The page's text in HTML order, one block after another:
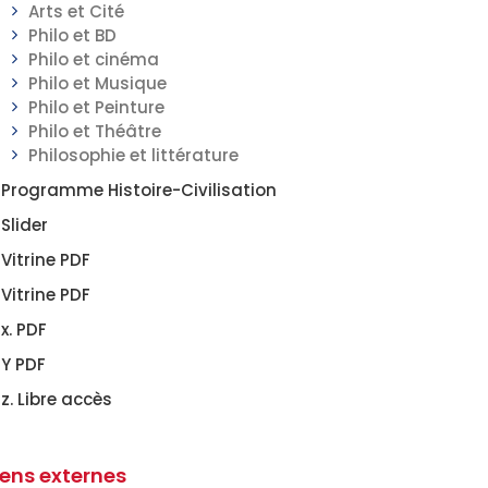
Arts et Cité
Philo et BD
Philo et cinéma
Philo et Musique
Philo et Peinture
Philo et Théâtre
Philosophie et littérature
Programme Histoire-Civilisation
Slider
Vitrine PDF
Vitrine PDF
x. PDF
Y PDF
z. Libre accès
externes